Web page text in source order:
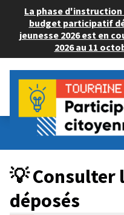
La phase
budget participatif
jeunesse 2026 est en
2026 au 11
Budget Participatif
💡 Consulter les projets
💡 Consulter
déposés